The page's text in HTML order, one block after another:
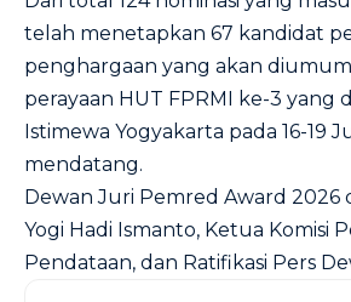
telah menetapkan 67 kandidat
penghargaan yang akan
perayaan HUT FPRMI ke-3 yang
Istimewa Yogyakarta pada 16-19
mendatang.
Dewan Juri Pemred Award 2026
Yogi Hadi Ismanto, Ketua Komisi
Pendataan, dan Ratifikasi Pers